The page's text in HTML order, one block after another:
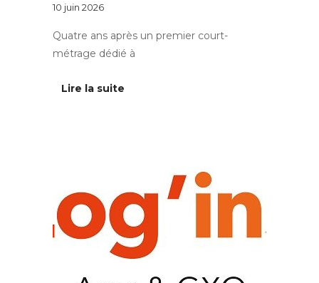
10 juin 2026
Quatre ans après un premier court-
métrage dédié à
Lire la suite